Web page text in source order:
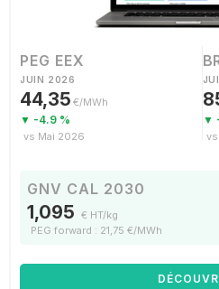
PEG EEX
JUIN 2026
44,35 €/MWh
▼ -4.9 %
vs Mai 2026
▼
GNV CAL 2030
1,095 € HT/kg
PEG forward : 21,75 €/MWh